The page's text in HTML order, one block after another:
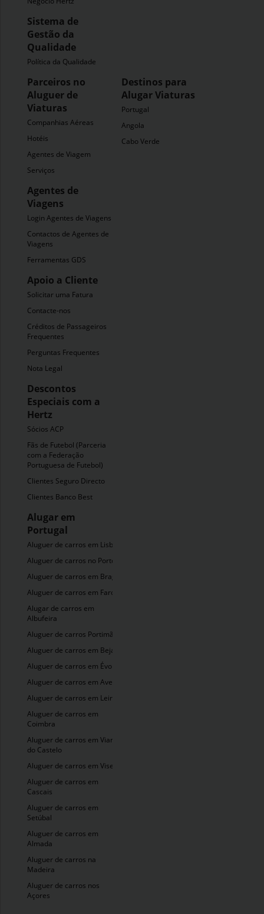
Sistema de
Gestão da
Qualidade
Política da Qualidade
Parceiros no
Aluguer de
Viaturas
Companhias Aéreas
Hotéis
Agentes de Viagem
Serviços
Agentes de
Viagens
Login Agentes de Viagens
Contactos de Agentes de
Viagens
Ferramentas GDS
Apoio a Cliente
Solicitar uma Fatura
Contacte-nos
Créditos de Passageiros
Frequentes
Perguntas Frequentes
Nota Legal
Descontos
Especiais com a
Hertz
Sócios ACP
Fãs de Futebol (Parceria
com a Federação
Portuguesa de Futebol)
Clientes Seguro Directo
Clientes Banco Best
Destinos para
Alugar Viaturas
Portugal
Angola
Cabo Verde
Alugar em
Portugal
Aluguer de carros em Lisboa
Aluguer de carros no Porto
Aluguer de carros em Braga
Aluguer de carros em Faro
Alugar de carros em
Albufeira
Aluguer de carros Portimão
Aluguer de carros em Beja
Aluguer de carros em Évora
Aluguer de carros em Aveiro
Aluguer de carros em Leiria
Aluguer de carros em
Coimbra
Aluguer de carros em Viana
do Castelo
Aluguer de carros em Viseu
Aluguer de carros em
Cascais
Aluguer de carros em
Setúbal
Aluguer de carros em
Almada
Aluguer de carros na
Madeira
Aluguer de carros nos
Açores